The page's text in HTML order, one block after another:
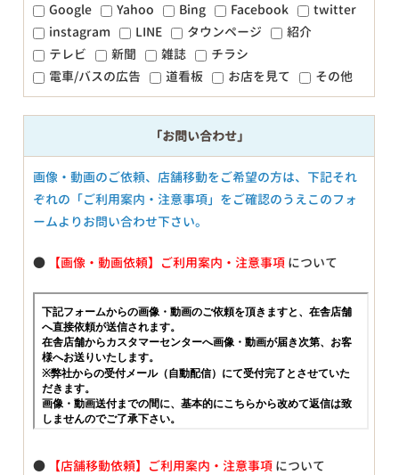
Google Yahoo Bing Facebook
twitter
instagram
LINE タウンページ
紹介
テレビ
新聞 雑誌
チラシ
電車/バスの広告
道看板 お店を見て その他
「お問い合わせ」
画像・動画のご依頼、店舗移動をご希望の方は、下記それ
ぞれの「ご利用案内・注意事項」をご確認のうえこのフォ
ームよりお問い合わせ下さい。
● 【画像・動画依頼】ご利用案内・注意事項 について
● 【店舗移動依頼】ご利用案内・注意事項 について